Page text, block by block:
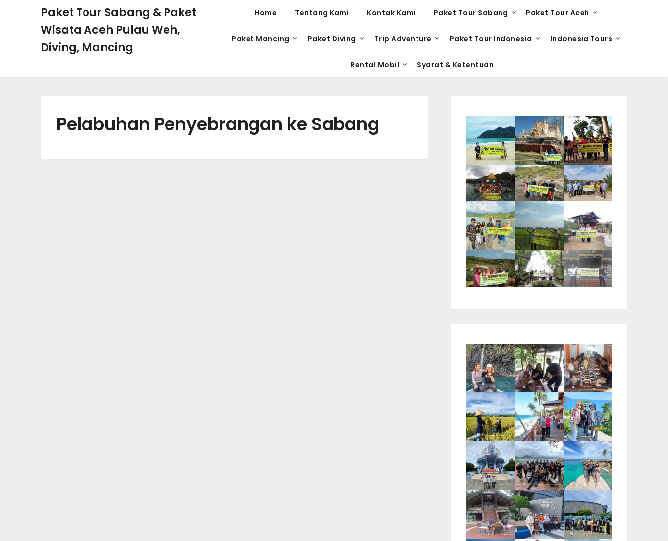
Paket Tour Sabang & Paket
Wisata Aceh Pulau Weh,
Diving, Mancing
Home Tentang Kami Kontak Kami Paket Tour Sabang Paket Tour Aceh
Paket Mancing Paket Diving Trip Adventure Paket Tour Indonesia Indonesia Tours
Rental Mobil Syarat & Ketentuan
Pelabuhan Penyebrangan ke Sabang